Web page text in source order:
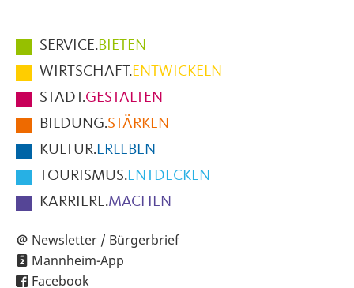
Hauptmenüpunkte
im
Fußbereich
der
Seite
SERVICE.BIETEN
WIRTSCHAFT.ENTWICKELN
STADT.GESTALTEN
BILDUNG.STÄRKEN
KULTUR.ERLEBEN
TOURISMUS.ENTDECKEN
KARRIERE.MACHEN
Newsletter / Bürgerbrief
Mannheim-App
Facebook